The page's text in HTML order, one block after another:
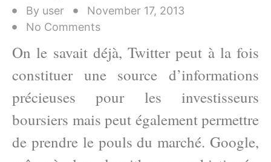
By user
November 17, 2013
No Comments
On le savait déjà, Twitter peut à la fois
constituer une source d’informations
précieuses pour les investisseurs
boursiers mais peut également permettre
de prendre le pouls du marché. Google,